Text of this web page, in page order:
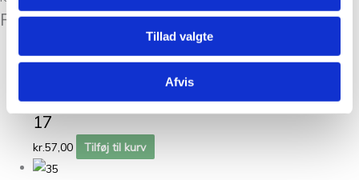
Tillad valgte
Afvis
Relaterede varer
Garn
Bøllefrø Jeansblå
17
kr.57,00 Tilføj til kurv